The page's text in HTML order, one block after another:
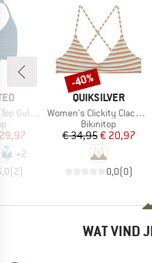
prijs
+2
(2)
MERK
QUIKSILVER
Artikel
Women's Clickity Clack Top
Productgroep
Bikinitop
Prijs
€ 34,95Verlaagde
€ 20,97
0,0(0)
Korting
-40%
WAT VIND